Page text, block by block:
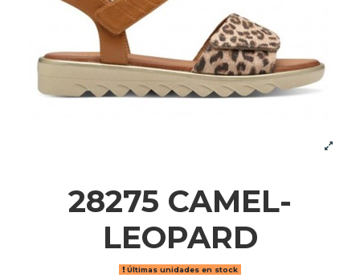
28275 CAMEL-
LEOPARD
Últimas unidades en stock